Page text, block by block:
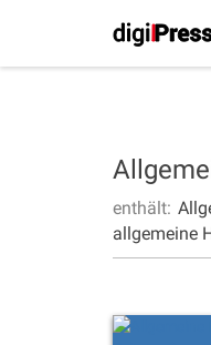
enthält:
allgemeine